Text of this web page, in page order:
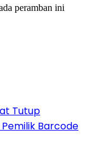
peramban ini
Tutup
Barcode